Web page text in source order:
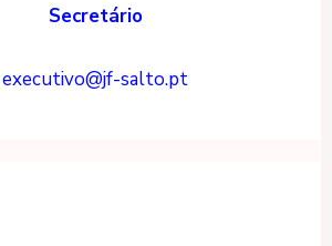
Secretário
executivo@jf-salto.pt